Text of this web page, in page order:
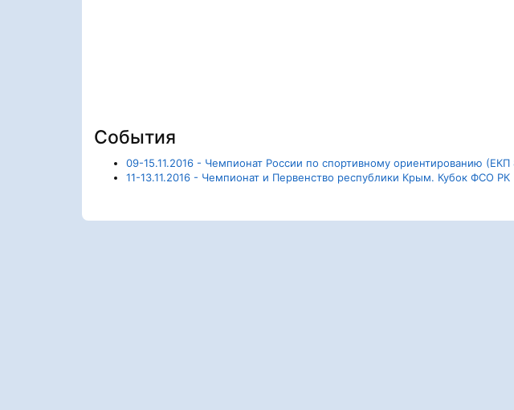
События
09-15.11.2016 - Чемпионат России по спортивному ориентированию (ЕКП
11-13.11.2016 - Чемпионат и Первенство республики Крым. Кубок ФСО РК